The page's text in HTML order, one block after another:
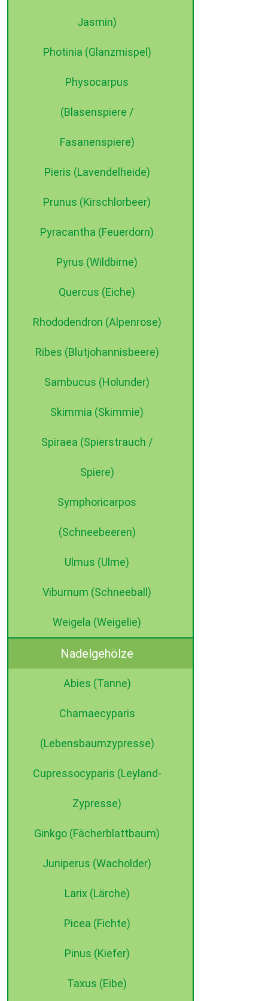
Jasmin)
Photinia (Glanzmispel)
Physocarpus
(Blasenspiere /
Fasanenspiere)
Pieris (Lavendelheide)
Prunus (Kirschlorbeer)
Pyracantha (Feuerdorn)
Pyrus (Wildbirne)
Quercus (Eiche)
Rhododendron (Alpenrose)
Ribes (Blutjohannisbeere)
Sambucus (Holunder)
Skimmia (Skimmie)
Spiraea (Spierstrauch /
Spiere)
Symphoricarpos
(Schneebeeren)
Ulmus (Ulme)
Viburnum (Schneeball)
Weigela (Weigelie)
Nadelgehölze
Abies (Tanne)
Chamaecyparis
(Lebensbaumzypresse)
Cupressocyparis (Leyland-
Zypresse)
Ginkgo (Fächerblattbaum)
Juniperus (Wacholder)
Larix (Lärche)
Picea (Fichte)
Pinus (Kiefer)
Taxus (Eibe)